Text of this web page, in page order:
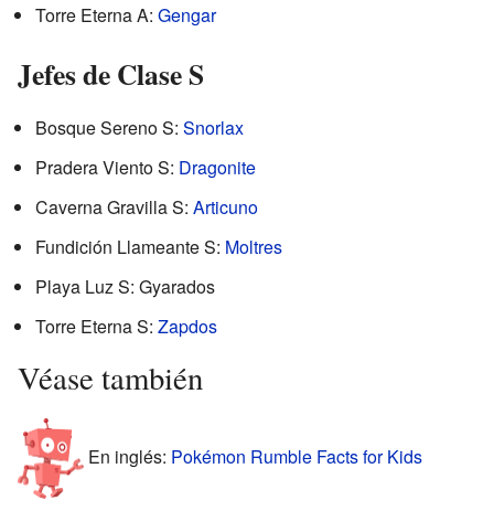
Torre Eterna A: Gengar
Jefes de Clase S
Bosque Sereno S: Snorlax
Pradera Viento S: Dragonite
Caverna Gravilla S: Articuno
Fundición Llameante S: Moltres
Playa Luz S: Gyarados
Torre Eterna S: Zapdos
Véase también
En inglés: Pokémon Rumble Facts for Kids